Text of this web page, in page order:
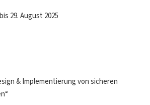
29. August 2025
& Implementierung von sicheren